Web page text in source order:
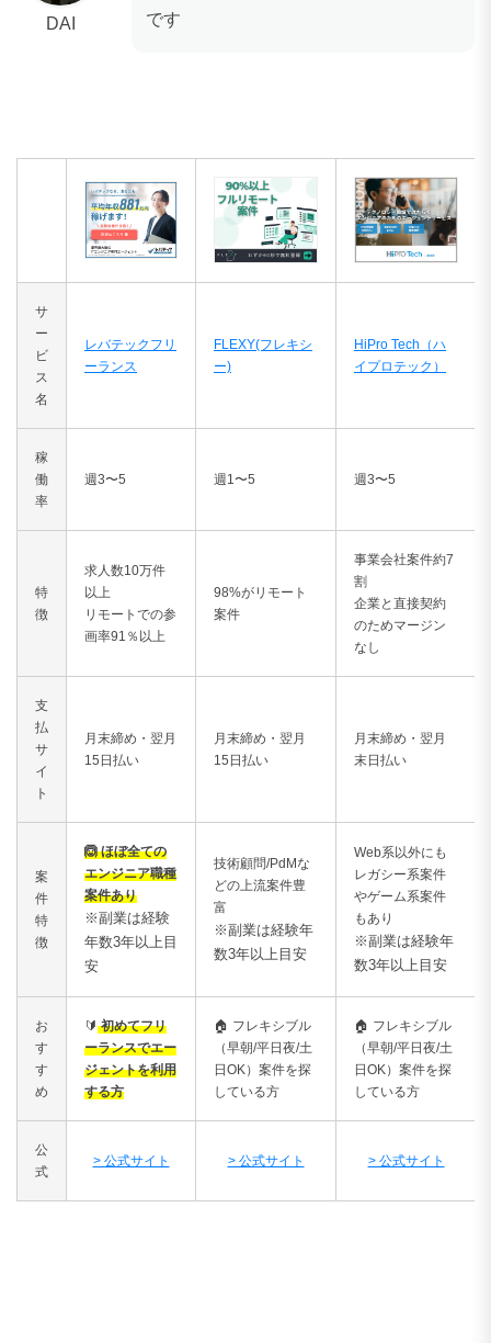
DAI
です
サ
ー
ビ
ス
名
レバテックフリ
ーランス
FLEXY(フレキシ
ー)
HiPro Tech（ハ
イプロテック）
稼
働
率
週3〜5 週1〜5 週3〜5
特
徴
求人数10万件
以上
リモートでの参
画率91％以上
98%がリモート
案件
事業会社案件約7
割
企業と直接契約
のためマージン
なし
支
払
サ
イ
ト
月末締め・翌月
15日払い
月末締め・翌月
15日払い
月末締め・翌月
末日払い
案
件
特
徴
🙆 ほぼ全ての
エンジニア職種
案件あり
※副業は経験
年数3年以上目
安
技術顧問/PdMな
どの上流案件豊
富
※副業は経験年
数3年以上目安
Web系以外にも
レガシー系案件
やゲーム系案件
もあり
※副業は経験年
数3年以上目安
お
す
す
め
🔰初めてフリ
ーランスでエー
ジェントを利用
する方
🏠 フレキシブル
（早朝/平日夜/土
日OK）案件を探
している方
🏠 フレキシブル
（早朝/平日夜/土
日OK）案件を探
している方
公
式
> 公式サイト > 公式サイト > 公式サイト